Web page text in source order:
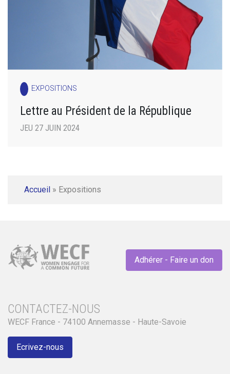
EXPOSITIONS
Lettre au Président de la République
JEU 27 JUIN 2024
Accueil » Expositions
Adhérer - Faire un don
CONTACTEZ-NOUS
WECF France - 74100 Annemasse - Haute-Savoie
Ecrivez-nous